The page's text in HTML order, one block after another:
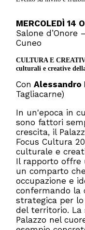
MERCOLEDÌ 14
Salone d’Onore
Cuneo
CULTURA E
culturali e creative
Con Alessandro
Tagliacarne)
In un'epoca in
sono fattori
crescita, il
Focus Cultura
culturale e
Il rapporto offre
un comparto
occupazione e
confermando la
strategica per
del territorio.
Palazzo nel